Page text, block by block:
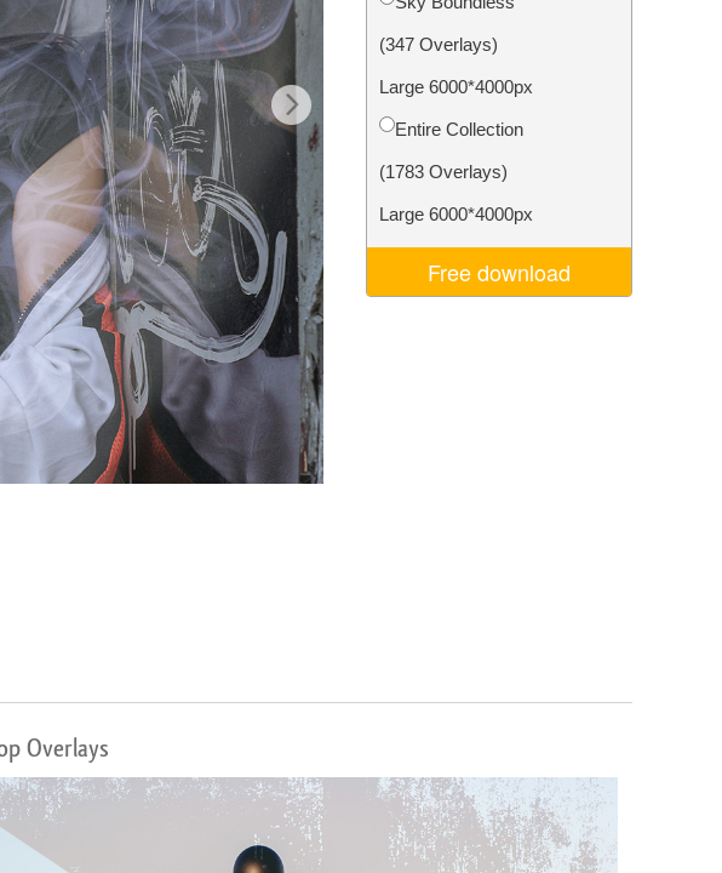
AI-koulutusdata Video Editing Services
(347 Overlays)
Large 6000*4000px
Entire Collection
(1783 Overlays)
Large 6000*4000px
Free download
Overlays